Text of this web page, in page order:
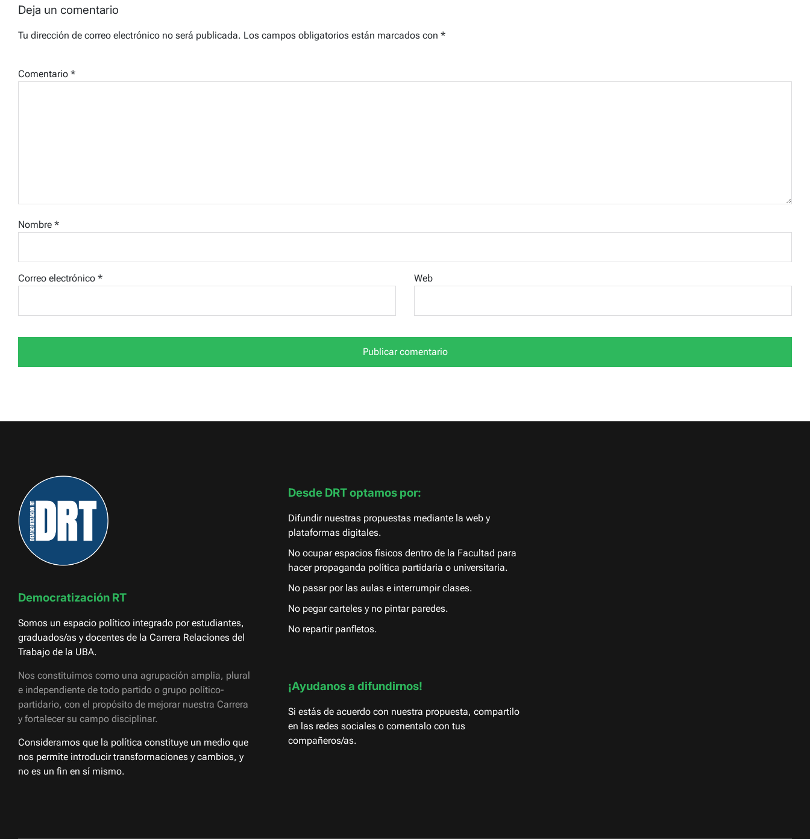
Deja un comentario
Tu dirección de correo electrónico no será publicada. Los campos obligatorios están marcados con *
Comentario *
Nombre *
Correo electrónico * Web
Democratización RT
Somos un espacio político integrado por estudiantes,
graduados/as y docentes de la Carrera Relaciones del
Trabajo de la UBA.
Nos constituimos como una agrupación amplia, plural
e independiente de todo partido o grupo político-
partidario, con el propósito de mejorar nuestra Carrera
y fortalecer su campo disciplinar.
Consideramos que la política constituye un medio que
nos permite introducir transformaciones y cambios, y
no es un fin en sí mismo.
Desde DRT optamos por:
Difundir nuestras propuestas mediante la web y
plataformas digitales.
No ocupar espacios físicos dentro de la Facultad para
hacer propaganda política partidaria o universitaria.
No pasar por las aulas e interrumpir clases.
No pegar carteles y no pintar paredes.
No repartir panfletos.
¡Ayudanos a difundirnos!
Si estás de acuerdo con nuestra propuesta, compartilo
en las redes sociales o comentalo con tus
compañeros/as.